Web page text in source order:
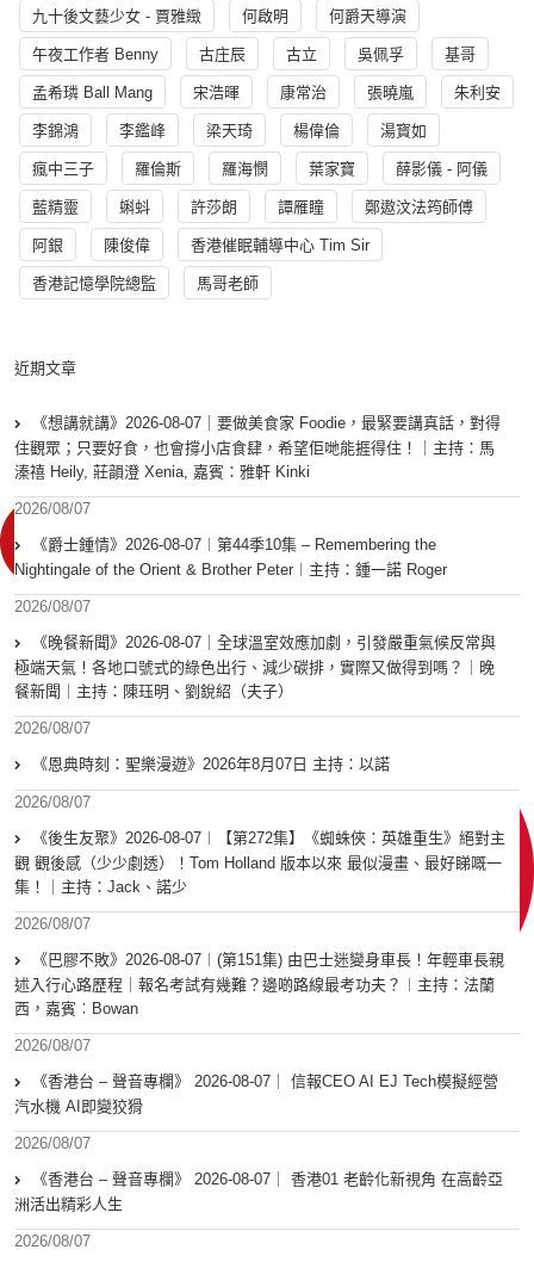
九十後文藝少女 - 賈雅緻 何啟明 何爵天導演
午夜工作者 Benny 古庄辰 古立 吳佩孚 基哥
孟希璘 Ball Mang 宋浩暉 康常治 張曉嵐 朱利安
李錦鴻 李鑑峰 梁天琦 楊偉倫 湯寳如
瘋中三子 羅倫斯 羅海憫 葉家寶 薛影儀 - 阿儀
藍精靈 蝌蚪 許莎朗 譚雁瞳 鄭遨汶法筠師傅
阿銀 陳俊偉 香港催眠輔導中心 Tim Sir
香港記憶學院總監 馬哥老師
近期文章
《想講就講》2026-08-07｜要做美食家 Foodie，最緊要講真話，對得
住觀眾；只要好食，也會撐小店食肆，希望佢哋能捱得住！｜主持：馬
溱禧 Heily, 莊韻澄 Xenia, 嘉賓：雅軒 Kinki
2026/08/07
《爵士鍾情》2026-08-07︱第44季10集 – Remembering the
Nightingale of the Orient & Brother Peter︱主持：鍾一諾 Roger
2026/08/07
《晚餐新聞》2026-08-07｜全球溫室效應加劇，引發嚴重氣候反常與
極端天氣！各地口號式的綠色出行、減少碳排，實際又做得到嗎？｜晚
餐新聞｜主持：陳珏明、劉銳紹（夫子）
2026/08/07
《恩典時刻：聖樂漫遊》2026年8月07日 主持：以諾
2026/08/07
《後生友聚》2026-08-07︱【第272集】《蜘蛛俠：英雄重生》絕對主
觀 觀後感（少少劇透）！Tom Holland 版本以來 最似漫畫、最好睇嘅一
集！｜主持：Jack、諾少
2026/08/07
《巴膠不敗》2026-08-07︱(第151集) 由巴士迷變身車長！年輕車長親
述入行心路歷程｜報名考試有幾難？邊啲路線最考功夫？︱主持：法蘭
西，嘉賓︰Bowan
2026/08/07
《香港台 – 聲音專欄》 2026-08-07｜ 信報CEO AI EJ Tech模擬經營
汽水機 AI即變狡猾
2026/08/07
《香港台 – 聲音專欄》 2026-08-07｜ 香港01 老齡化新視角 在高齡亞
洲活出精彩人生
2026/08/07